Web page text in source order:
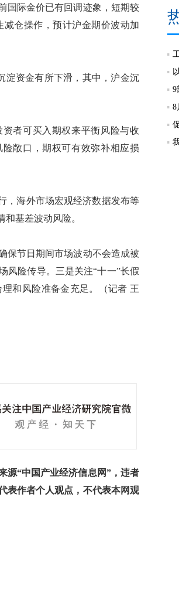
际金价已有回调迹象，短期较
仓操作，预计沪金期价波动加
资金有所下滑，其中，沪金沉
者可买入期权来平衡风险与收
敞口，期权可有效弥补相应损
海外市场宏观经济数据发布等
基差波动风险。
节日期间市场波动不会造成被
风险传导。三是关注“十一”长假
和风险准备金充足。（记者 王
“中国产业经济信息网”，违者
表作者个人观点，不代表本网观
9
8